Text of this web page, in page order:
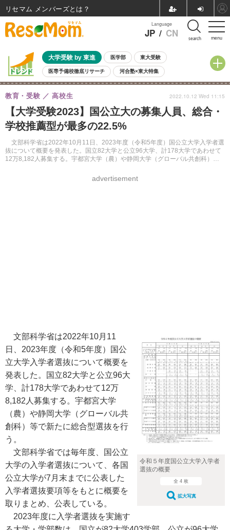
menu
Language
JP / CN search
大学受験 by 東進 医学部 東大受験
医専予備校徹底リサーチ 河合塾×東大特集
親子で考える大学選び 高校受験 中学受験 小学校受験
共通テスト 夏休み
8月開催イベント・WS 全国公立高校 過去問 人気記事
自由研究教材（小学生向け） 自由研究教材（中学生向け）
【大学受験2023】国公立大の募集人員、総合・
学校推薦型が最多の22.5%
文部科学省は2022年10月11日、2023年度（令和5年度）国公立大学入学者選
抜について概要を発表した。国立82大学と公立96大学、計178大学であわせて
12万8,182人募集する。宇都宮大学（農）や静岡大学（グローバル共創科）等
教育・受験 高校生
advertisement
2022.10.12 Wed 11:15
令和５年度国公立大学入学者
選抜の概要
全 4 枚
拡大写真
文部科学省は2022年10月11
日、2023年度（令和5年度）国公
立大学入学者選抜について概要を
発表した。国立82大学と公立96大
学、計178大学であわせて12万
8,182人募集する。宇都宮大学
（農）や静岡大学（グローバル共
創科）等で新たに総合型選抜を行
う。
文部科学省では毎年度、国公立
大学の入学者選抜について、各国
公立大学が7月末までに公表した
入学者選抜要項等をもとに概要を
取りまとめ、公表している。
2023年度に入学者選抜を実施す
リセマム メンバーズ